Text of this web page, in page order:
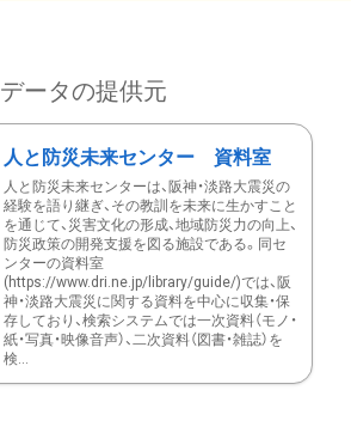
データの提供元
人と防災未来センター 資料室
人と防災未来センターは、阪神・淡路大震災の
経験を語り継ぎ、その教訓を未来に生かすこと
を通じて、災害文化の形成、地域防災力の向上、
防災政策の開発支援を図る施設である。同セ
ンターの資料室
(https://www.dri.ne.jp/library/guide/)では、阪
神・淡路大震災に関する資料を中心に収集・保
存しており、検索システムでは一次資料（モノ・
紙・写真・映像音声）、二次資料（図書・雑誌）を
検...